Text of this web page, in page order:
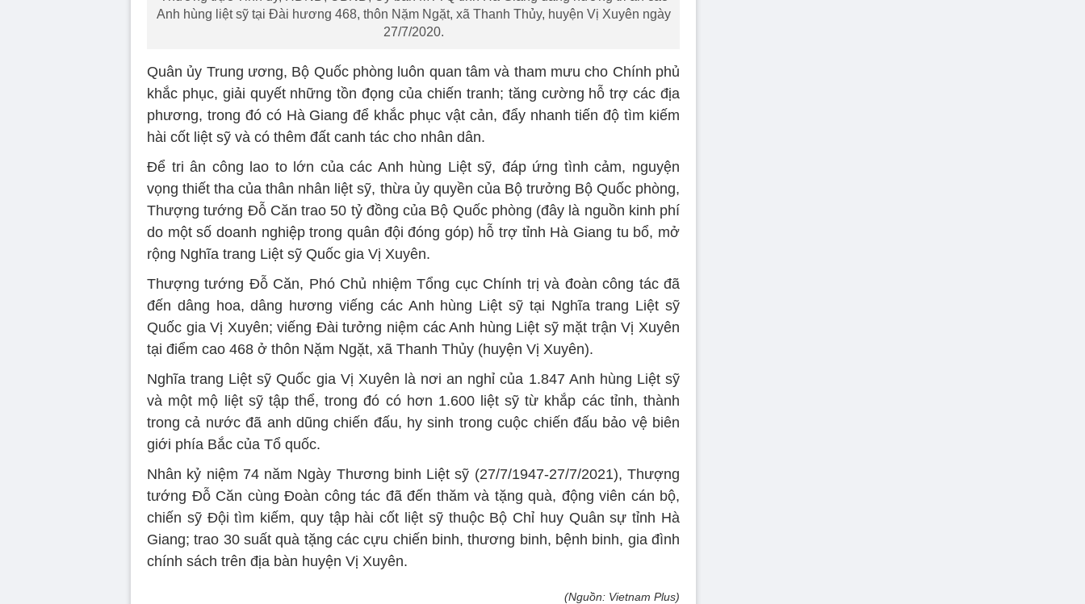
Anh hùng liệt sỹ tại Đài hương 468, thôn Nặm Ngặt, xã Thanh Thủy, huyện Vị Xuyên ngày
27/7/2020.
Quân ủy Trung ương, Bộ Quốc phòng luôn quan tâm và tham mưu cho Chính phủ
khắc phục, giải quyết những tồn đọng của chiến tranh; tăng cường hỗ trợ các địa
phương, trong đó có Hà Giang để khắc phục vật cản, đẩy nhanh tiến độ tìm kiếm
hài cốt liệt sỹ và có thêm đất canh tác cho nhân dân.
Để tri ân công lao to lớn của các Anh hùng Liệt sỹ, đáp ứng tình cảm, nguyện
vọng thiết tha của thân nhân liệt sỹ, thừa ủy quyền của Bộ trưởng Bộ Quốc phòng,
Thượng tướng Đỗ Căn trao 50 tỷ đồng của Bộ Quốc phòng (đây là nguồn kinh phí
do một số doanh nghiệp trong quân đội đóng góp) hỗ trợ tỉnh Hà Giang tu bổ, mở
rộng Nghĩa trang Liệt sỹ Quốc gia Vị Xuyên.
Thượng tướng Đỗ Căn, Phó Chủ nhiệm Tổng cục Chính trị và đoàn công tác đã
đến dâng hoa, dâng hương viếng các Anh hùng Liệt sỹ tại Nghĩa trang Liệt sỹ
Quốc gia Vị Xuyên; viếng Đài tưởng niệm các Anh hùng Liệt sỹ mặt trận Vị Xuyên
tại điểm cao 468 ở thôn Nặm Ngặt, xã Thanh Thủy (huyện Vị Xuyên).
Nghĩa trang Liệt sỹ Quốc gia Vị Xuyên là nơi an nghỉ của 1.847 Anh hùng Liệt sỹ
và một mộ liệt sỹ tập thể, trong đó có hơn 1.600 liệt sỹ từ khắp các tỉnh, thành
trong cả nước đã anh dũng chiến đấu, hy sinh trong cuộc chiến đấu bảo vệ biên
giới phía Bắc của Tổ quốc.
Nhân kỷ niệm 74 năm Ngày Thương binh Liệt sỹ (27/7/1947-27/7/2021), Thượng
tướng Đỗ Căn cùng Đoàn công tác đã đến thăm và tặng quà, động viên cán bộ,
chiến sỹ Đội tìm kiếm, quy tập hài cốt liệt sỹ thuộc Bộ Chỉ huy Quân sự tỉnh Hà
Giang; trao 30 suất quà tặng các cựu chiến binh, thương binh, bệnh binh, gia đình
chính sách trên địa bàn huyện Vị Xuyên.
(Nguồn: Vietnam Plus)